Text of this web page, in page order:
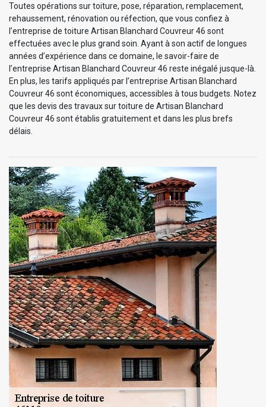
Toutes opérations sur toiture, pose, réparation, remplacement,
rehaussement, rénovation ou réfection, que vous confiez à
l’entreprise de toiture Artisan Blanchard Couvreur 46 sont
effectuées avec le plus grand soin. Ayant à son actif de longues
années d’expérience dans ce domaine, le savoir-faire de
l’entreprise Artisan Blanchard Couvreur 46 reste inégalé jusque-là.
En plus, les tarifs appliqués par l’entreprise Artisan Blanchard
Couvreur 46 sont économiques, accessibles à tous budgets. Notez
que les devis des travaux sur toiture de Artisan Blanchard
Couvreur 46 sont établis gratuitement et dans les plus brefs
délais.